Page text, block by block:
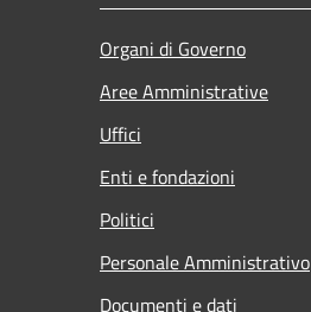
Organi di Governo
Aree Amministrative
Uffici
Enti e fondazioni
Politici
Personale Amministrativo
Documenti e dati